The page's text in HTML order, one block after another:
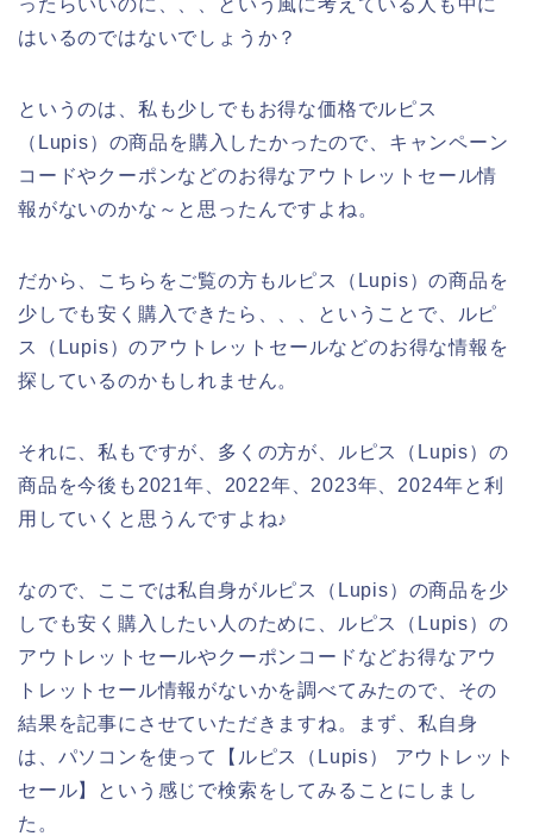
ったらいいのに、、、という風に考えている人も中に
はいるのではないでしょうか？
というのは、私も少しでもお得な価格でルピス
（Lupis）の商品を購入したかったので、キャンペーン
コードやクーポンなどのお得なアウトレットセール情
報がないのかな～と思ったんですよね。
だから、こちらをご覧の方もルピス（Lupis）の商品を
少しでも安く購入できたら、、、ということで、ルピ
ス（Lupis）のアウトレットセールなどのお得な情報を
探しているのかもしれません。
それに、私もですが、多くの方が、ルピス（Lupis）の
商品を今後も2021年、2022年、2023年、2024年と利
用していくと思うんですよね♪
なので、ここでは私自身がルピス（Lupis）の商品を少
しでも安く購入したい人のために、ルピス（Lupis）の
アウトレットセールやクーポンコードなどお得なアウ
トレットセール情報がないかを調べてみたので、その
結果を記事にさせていただきますね。まず、私自身
は、パソコンを使って【ルピス（Lupis） アウトレット
セール】という感じで検索をしてみることにしまし
た。